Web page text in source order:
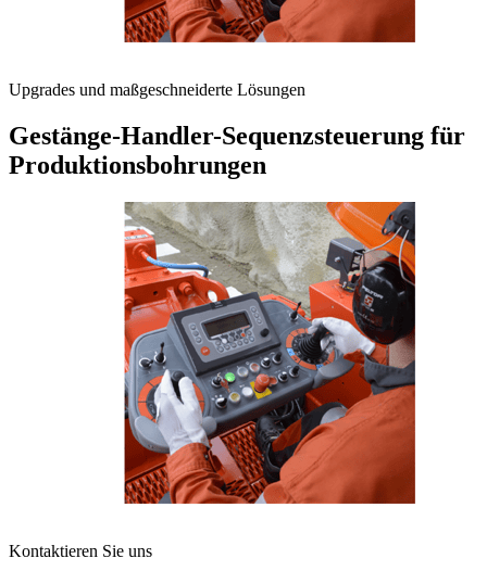
Upgrades und maßgeschneiderte Lösungen
Gestänge-Handler-Sequenzsteuerung für
Produktionsbohrungen
Kontaktieren Sie uns